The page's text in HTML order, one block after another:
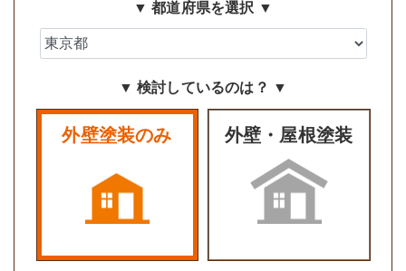
▼ 都道府県を選択 ▼
▼ 検討しているのは？ ▼
外壁塗装のみ 外壁・屋根塗装